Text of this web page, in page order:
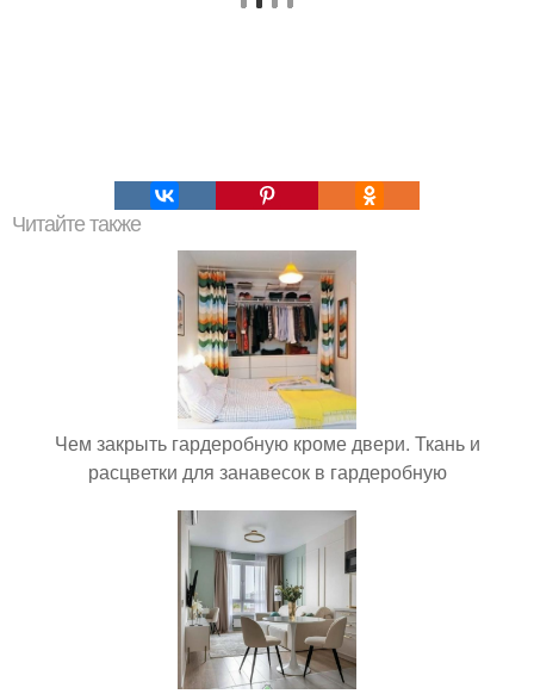
Читайте также
Чем закрыть гардеробную кроме двери. Ткань и
расцветки для занавесок в гардеробную